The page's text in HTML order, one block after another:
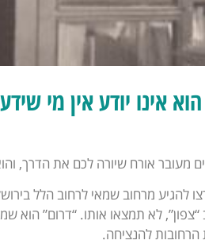
אינו יודע אין מי
מעובר אורח שיורה לכם את הדרך,
להגיע מרחוב שמאי לרחוב הלל
לא תמצאו אותו. “דרום”
הרחובות להנציחה.